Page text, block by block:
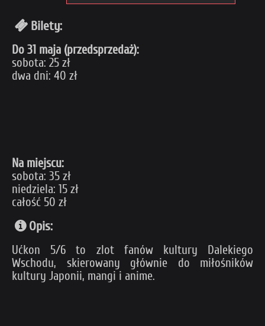
Bilety:
Do 31 maja (przedsprzedaż):
sobota: 25 zł
dwa dni: 40 zł
Na miejscu:
sobota: 35 zł
niedziela: 15 zł
całość 50 zł
Opis:
Ućkon 5/6 to zlot fanów kultury Dalekiego
Wschodu, skierowany głównie do miłośników
kultury Japonii, mangi i anime.